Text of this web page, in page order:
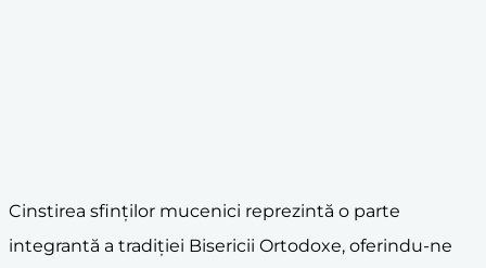
Cinstirea sfinților mucenici reprezintă o parte
integrantă a tradiției Bisericii Ortodoxe, oferindu-ne